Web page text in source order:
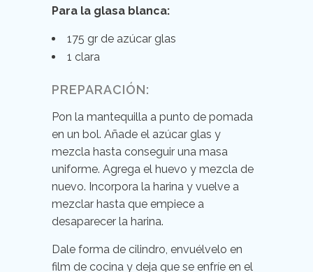
Para la glasa blanca:
175 gr de azúcar glas
1 clara
PREPARACIÓN:
Pon la mantequilla a punto de pomada
en un bol. Añade el azúcar glas y
mezcla hasta conseguir una masa
uniforme. Agrega el huevo y mezcla de
nuevo. Incorpora la harina y vuelve a
mezclar hasta que empiece a
desaparecer la harina.
Dale forma de cilindro, envuélvelo en
film de cocina y deja que se enfríe en el